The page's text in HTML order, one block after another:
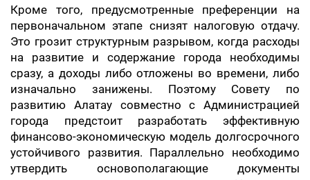
Кроме того, предусмотренные преференции на
первоначальном этапе снизят налоговую отдачу.
Это грозит структурным разрывом, когда расходы
на развитие и содержание города необходимы
сразу, а доходы либо отложены во времени, либо
изначально занижены. Поэтому Совету по
развитию Алатау совместно с Администрацией
города предстоит разработать эффективную
финансово-экономическую модель долгосрочного
устойчивого развития. Параллельно необходимо
утвердить основополагающие документы